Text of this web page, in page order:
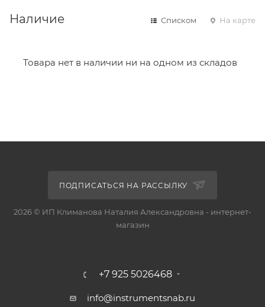
Наличие Списком На карте
Товара нет в наличии ни на одном из складов
ПОДПИСАТЬСЯ НА РАССЫЛКУ
2026 © ИП Климанова Наталия Александровна - интернет-
магазин
+7 925 5026468
info@instrumentsnab.ru